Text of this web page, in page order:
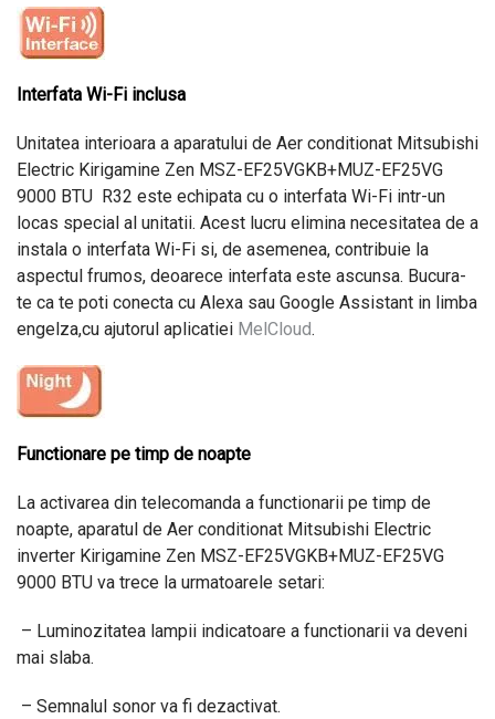
Interfata Wi-Fi inclusa
Unitatea interioara a aparatului de Aer conditionat Mitsubishi
Electric Kirigamine Zen MSZ-EF25VGKB+MUZ-EF25VG
9000 BTU R32 este echipata cu o interfata Wi-Fi intr-un
locas special al unitatii. Acest lucru elimina necesitatea de a
instala o interfata Wi-Fi si, de asemenea, contribuie la
aspectul frumos, deoarece interfata este ascunsa. Bucura-
te ca te poti conecta cu Alexa sau Google Assistant in limba
engelza,cu ajutorul aplicatiei MelCloud.
Functionare pe timp de noapte
La activarea din telecomanda a functionarii pe timp de
noapte, aparatul de Aer conditionat Mitsubishi Electric
inverter Kirigamine Zen MSZ-EF25VGKB+MUZ-EF25VG
9000 BTU va trece la urmatoarele setari:
– Luminozitatea lampii indicatoare a functionarii va deveni
mai slaba.
– Semnalul sonor va fi dezactivat.